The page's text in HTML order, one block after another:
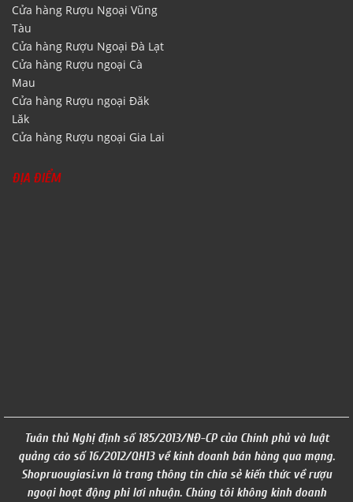
Cửa hàng Rượu Ngoại Vũng
Tàu
Cửa hàng Rượu Ngoại Đà Lạt
Cửa hàng Rượu ngoại Cà
Mau
Cửa hàng Rượu ngoại Đăk
Lăk
Cửa hàng Rượu ngoại Gia Lai
ĐỊA ĐIỂM
Tuân thủ Nghị định số 185/2013/NĐ-CP của Chính phủ và luật
quảng cáo số 16/2012/QH13 về kinh doanh bán hàng qua mạng.
Shopruougiasi.vn là trang thông tin chia sẻ kiến thức về rượu
ngoại hoạt động phi lơi nhuận. Chúng tôi không kinh doanh